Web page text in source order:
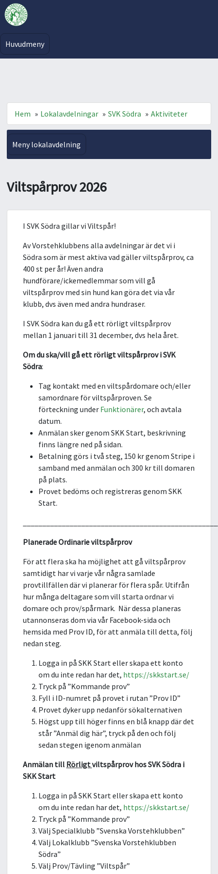
Huvudmeny
Hem » Lokalavdelningar » SVK Södra » Aktiviteter
Meny lokalavdelning
Viltspårprov 2026
I SVK Södra gillar vi Viltspår!
Av Vorstehklubbens alla avdelningar är det vi i
Södra som är mest aktiva vad gäller viltspårprov, ca
400 st per år! Även andra
hundförare/ickemedlemmar som vill gå
viltspårprov med sin hund kan göra det via vår
klubb, dvs även med andra hundraser.
I SVK Södra kan du gå ett rörligt viltspårprov
mellan 1 januari till 31 december, dvs hela året.
Om du ska/vill gå ett rörligt viltspårprov i SVK
Södra:
Tag kontakt med en viltspårdomare och/eller
samordnare för viltspårproven. Se
förteckning under Funktionärer, och avtala
datum.
Anmälan sker genom SKK Start, beskrivning
finns längre ned på sidan.
Betalning görs i två steg, 150 kr genom Stripe i
samband med anmälan och 300 kr till domaren
på plats.
Provet bedöms och registreras genom SKK
Start.
Planerade Ordinarie viltspårprov
För att flera ska ha möjlighet att gå viltspårprov
samtidigt har vi varje vår några samlade
provtillfällen där vi planerar för flera spår. Utifrån
hur många deltagare som vill starta ordnar vi
domare och prov/spårmark. När dessa planeras
utannonseras dom via vår Facebook-sida och
hemsida med Prov ID, för att anmäla till detta, följ
nedan steg.
Logga in på SKK Start eller skapa ett konto
om du inte redan har det, https://skkstart.se/
Tryck på ”Kommande prov”
Fyll i ID-numret på provet i rutan ”Prov ID”
Provet dyker upp nedanför sökalternativen
Högst upp till höger finns en blå knapp där det
står ”Anmäl dig här”, tryck på den och följ
sedan stegen igenom anmälan
Anmälan till Rörligtviltspårprov hos SVK Södra i
SKK Start
Logga in på SKK Start eller skapa ett konto
om du inte redan har det, https://skkstart.se/
Tryck på ”Kommande prov”
Välj Specialklubb ”Svenska Vorstehklubben”
Välj Lokalklubb ”Svenska Vorstehklubben
Södra”
Välj Prov/Tävling ”Viltspår”